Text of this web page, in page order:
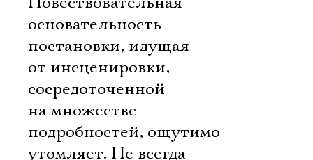
основательность
постановки, идущая
от инсценировки,
сосредоточенной
на множестве
подробностей, ощутимо
утомляет. Не всегда